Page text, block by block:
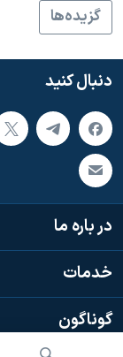
همایش
صفحه‌های ویژه
سفر پرزیدنت
گزيده‌ها
دنبال کنید
در باره ما
خدمات
گوناگون